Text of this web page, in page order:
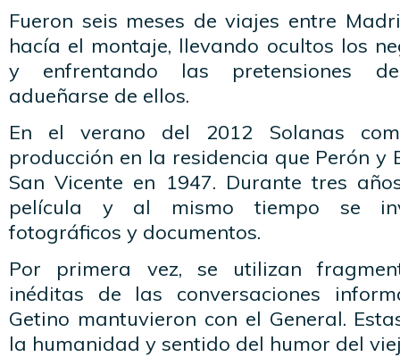
Fueron seis meses de viajes entre
hacía el montaje, llevando ocultos los
y enfrentando las pretensiones
adueñarse de ellos.
En el verano del 2012 Solanas
producción en la residencia que Perón y
San Vicente en 1947. Durante tres
película y al mismo tiempo se
fotográficos y documentos.
Por primera vez, se utilizan
inéditas de las conversaciones
Getino mantuvieron con el General.
la humanidad y sentido del humor del